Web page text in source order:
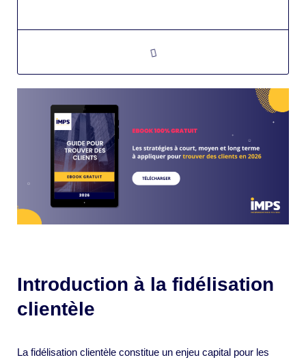
Introduction à la fidélisation
clientèle
La fidélisation clientèle constitue un enjeu capital pour les